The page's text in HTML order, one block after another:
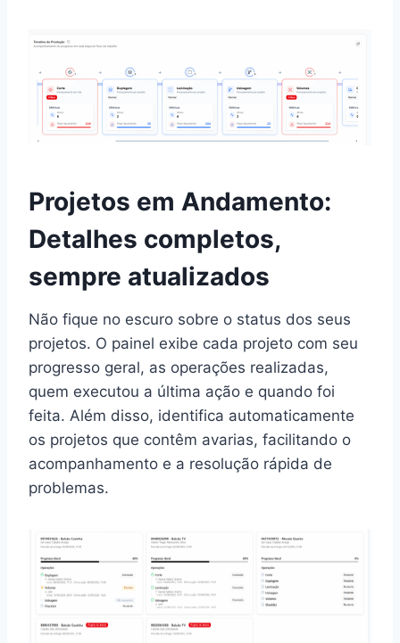
Projetos em Andamento:
Detalhes completos,
sempre atualizados
Não fique no escuro sobre o status dos seus
projetos. O painel exibe cada projeto com seu
progresso geral, as operações realizadas,
quem executou a última ação e quando foi
feita. Além disso, identifica automaticamente
os projetos que contêm avarias, facilitando o
acompanhamento e a resolução rápida de
problemas.